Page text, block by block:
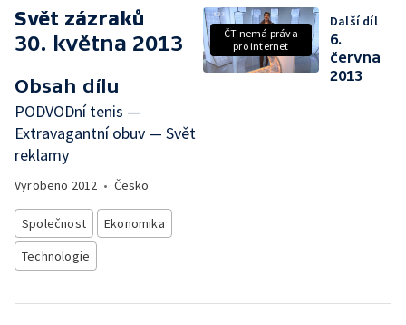
Svět zázraků
30. května 2013
Obsah dílu
PODVODní tenis —
Extravagantní obuv — Svět
reklamy
Vyrobeno 2012 • Česko
Společnost
Ekonomika
Technologie
ČT nemá práva
pro internet
Další díl
6.
června
2013